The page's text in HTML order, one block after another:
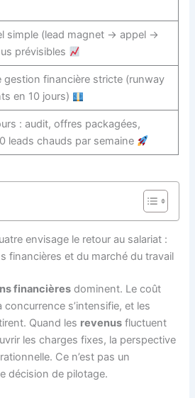
simple (lead magnet → appel →
prévisibles
gestion financière stricte (runway
en 10 jours)
: audit, offres packagées,
leads chauds par semaine
envisage le retour au salariat :
financières et du marché du travail
financières dominent. Le coût
concurrence s’intensifie, et les
Quand les revenus fluctuent
les charges fixes, la perspective
Ce n’est pas un
décision de pilotage.